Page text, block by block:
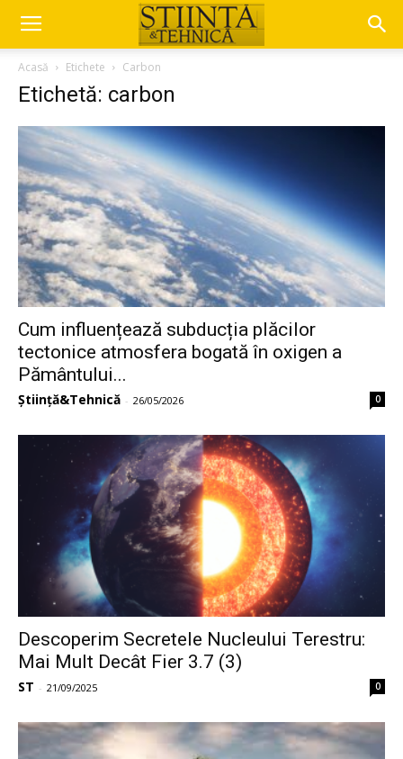
Acasă Etichete Carbon
Etichetă: carbon
Cum influențează subducția plăcilor
tectonice atmosfera bogată în oxigen a
Pământului...
Știință&Tehnică - 26/05/2026 0
Descoperim Secretele Nucleului Terestru:
Mai Mult Decât Fier 3.7 (3)
ST - 21/09/2025 0